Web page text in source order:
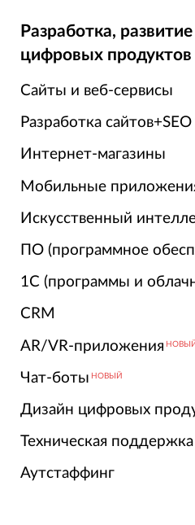
Разработка,
цифровых продуктов
Сайты и веб-сервисы
Разработка сайтов+SEO
Интернет-магазины
Мобильные
Искусственный
ПО (программное
1С (программы и
CRM
AR/VR-приложения НОВЫЙ
Чат-боты НОВЫЙ
Дизайн цифровых
Техническая поддержка
Аутстаффинг